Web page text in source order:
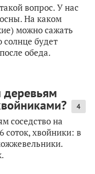
вопрос. У нас
На каком
можно сажать
солнце будет
обеда.
4
соседство на
соток, хвойники: в